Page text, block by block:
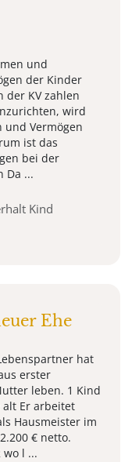
und
der Kinder
der KV zahlen
wird
und Vermögen
ist das
bei der
Da ...
Kind
Ehe
hat
erster
leben. 1 Kind
alt Er arbeitet
Hausmeister im
€ netto.
l ...